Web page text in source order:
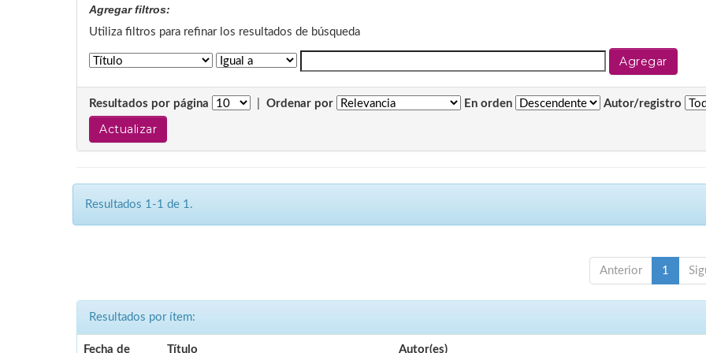
Agregar filtros:
Utiliza filtros para refinar los resultados de búsqueda
Resultados por página Ordenar por En orden Autor/registro
Resultados 1-1 de 1.
Anterior 1
Resultados por ítem:
Fecha de Título Autor(es)